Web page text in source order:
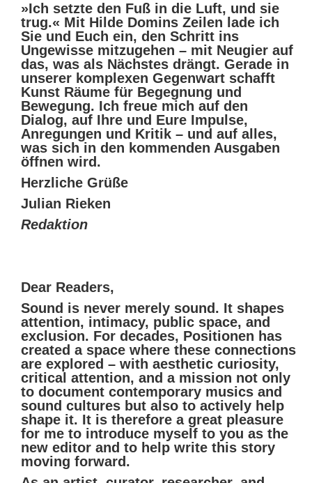
»Ich setzte den Fuß in die Luft, und sie
trug.« Mit Hilde Domins Zeilen lade ich
Sie und Euch ein, den Schritt ins
Ungewisse mitzugehen – mit Neugier auf
das, was als Nächstes drängt. Gerade in
unserer komplexen Gegenwart schafft
Kunst Räume für Begegnung und
Bewegung. Ich freue mich auf den
Dialog, auf Ihre und Eure Impulse,
Anregungen und Kritik – und auf alles,
was sich in den kommenden Ausgaben
öffnen wird.
Herzliche Grüße
Julian Rieken
Redaktion
Dear Readers,
Sound is never merely sound. It shapes
attention, intimacy, public space, and
exclusion. For decades, Positionen has
created a space where these connections
are explored – with aesthetic curiosity,
critical attention, and a mission not only
to document contemporary musics and
sound cultures but also to actively help
shape it. It is therefore a great pleasure
for me to introduce myself to you as the
new editor and to help write this story
moving forward.